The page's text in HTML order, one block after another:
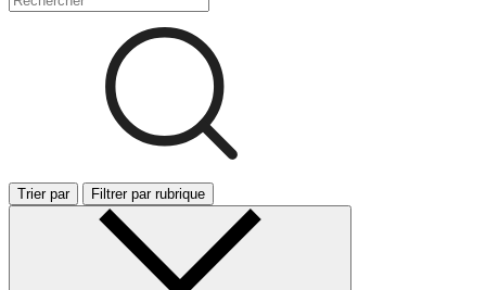
Trier par Filtrer par rubrique